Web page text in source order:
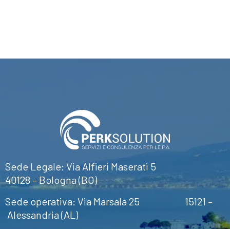
Sede Legale: Via Alfieri Maserati 5
40128 – Bologna (BO)
Sede operativa: Via Marsala 25 15121 –
Alessandria (AL)